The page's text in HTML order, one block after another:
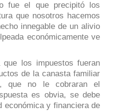
fue el que precipitó los
que nosotros hacemos
innegable de un alivio
económicamente ve
los impuestos fueran
de la canasta familiar
que no le cobraran el
es obvia, se debe
económica y financiera de